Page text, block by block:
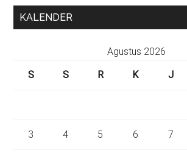
KALENDER
Agustus 2026
S
S R K J
3 4 5 6 7